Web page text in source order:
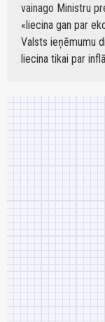
vainago Ministru
«liecina gan par
Valsts ieņēmumu
liecina tikai par